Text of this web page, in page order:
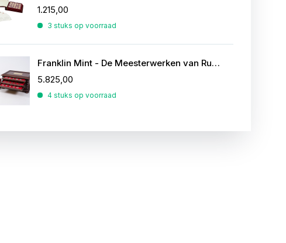
1.215,00
3 stuks op voorraad
Franklin Mint - De Meesterwerken van Rubens
5.825,00
4 stuks op voorraad